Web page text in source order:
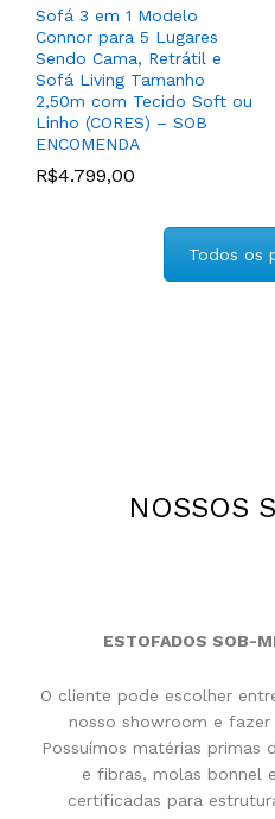
Sofá 3 em 1 Modelo
Connor para 5 Lugares
Sendo Cama, Retrátil e
Sofá Living Tamanho
2,50m com Tecido Soft ou
Linho (CORES) – SOB
ENCOMENDA
R$4.799,00
Acionamento Manual
Todos os
NOSSOS
ESTOFADOS SOB-
O cliente pode escolher
nosso showroom e
Possuímos matérias primas
e fibras, molas bonnel
certificadas para